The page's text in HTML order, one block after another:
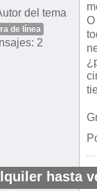
del tema
de línea
2
hasta